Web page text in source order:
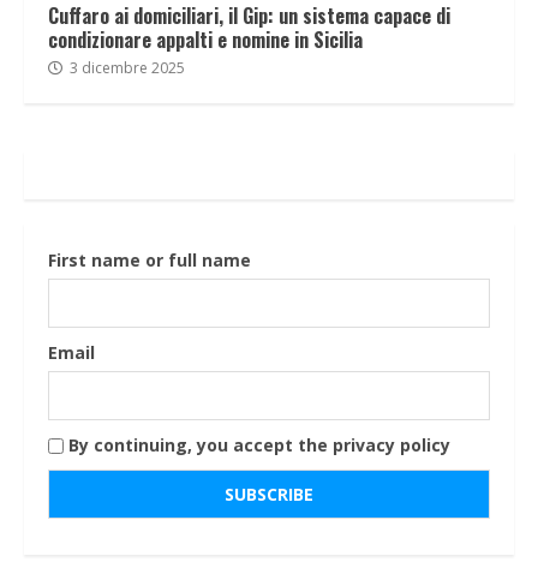
Cuffaro ai domiciliari, il Gip: un sistema capace di
condizionare appalti e nomine in Sicilia
3 dicembre 2025
First name or full name
Email
By continuing, you accept the privacy policy